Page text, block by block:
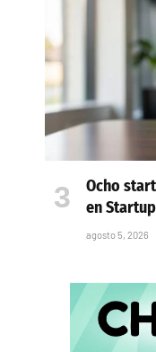
Ocho
en
agosto 5, 2026